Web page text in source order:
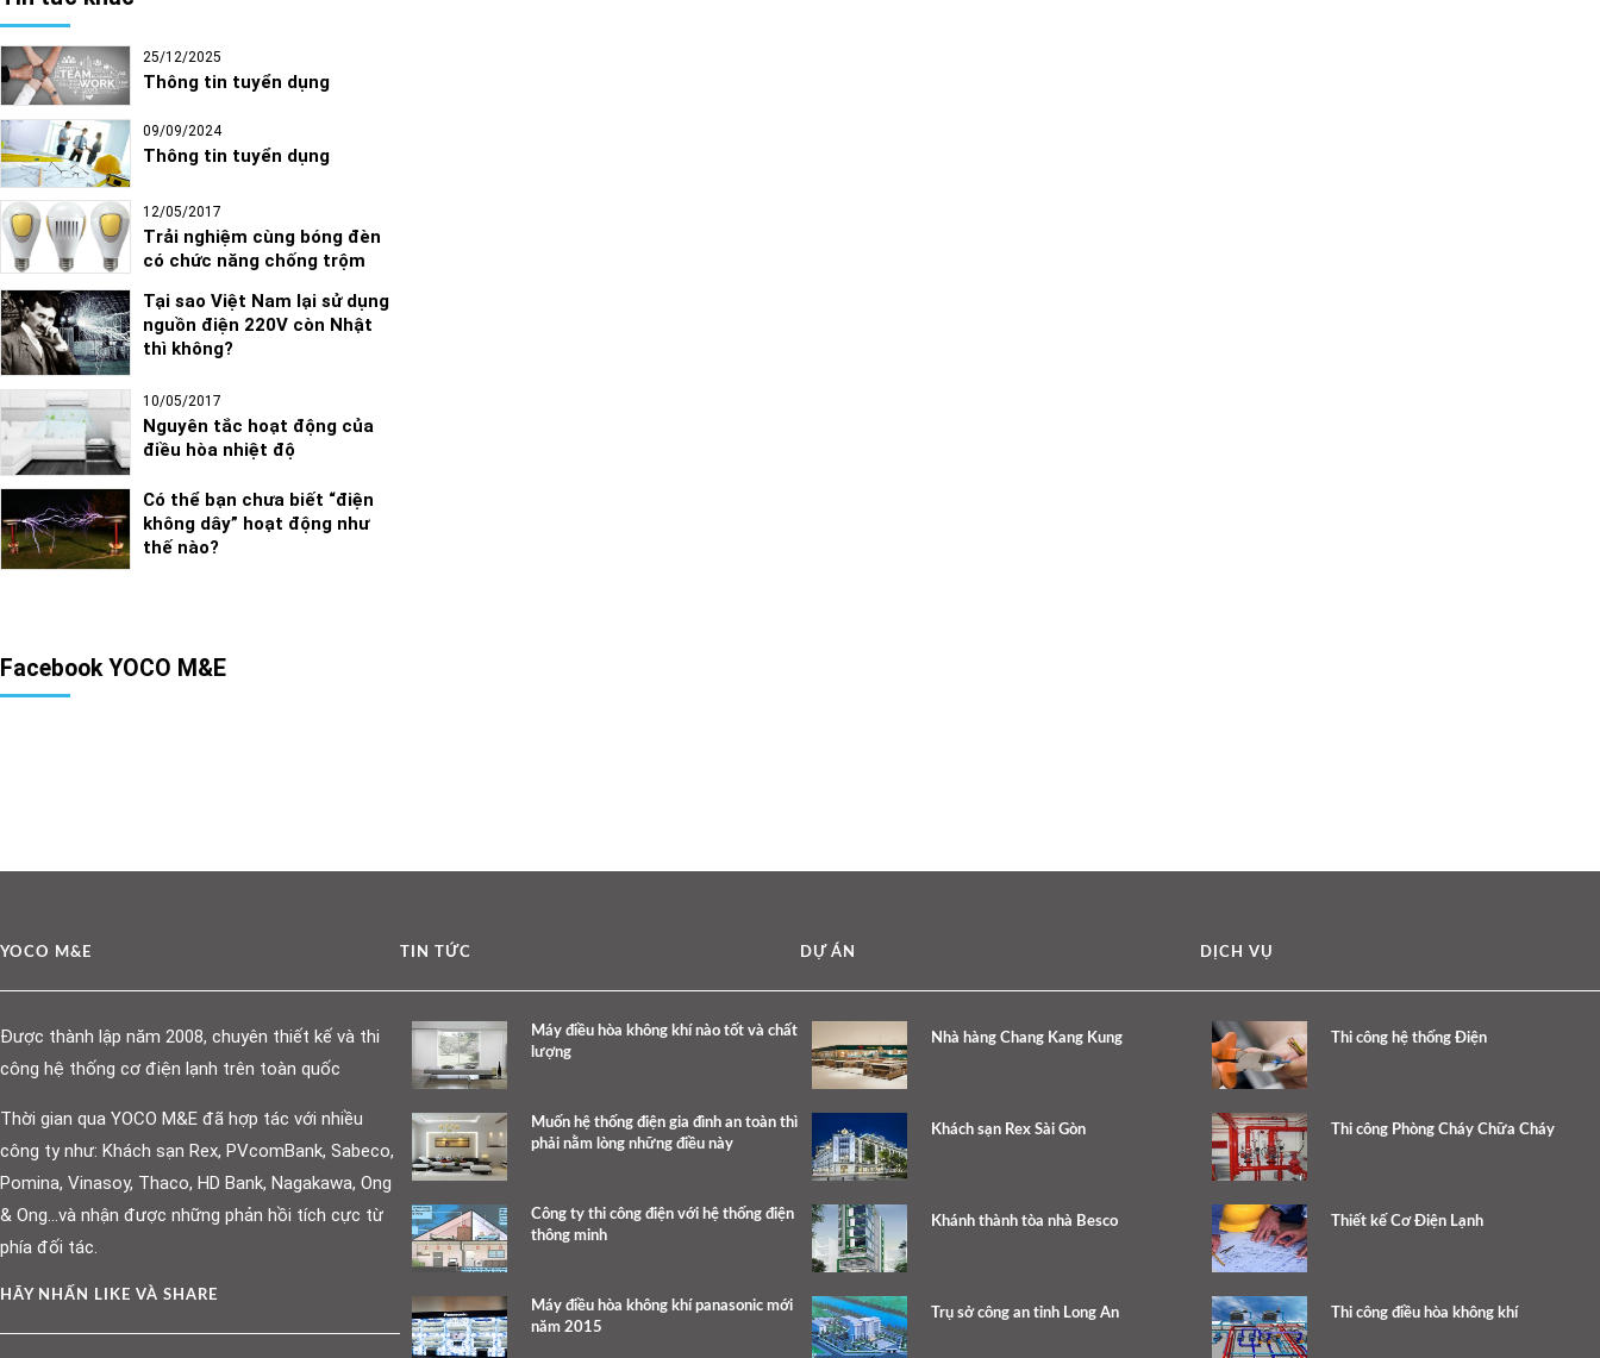
25/12/2025
Thông tin tuyển dụng
09/09/2024
Thông tin tuyển dụng
12/05/2017
Trải nghiệm cùng bóng đèn
có chức năng chống trộm
Tại sao Việt Nam lại sử dụng
nguồn điện 220V còn Nhật
thì không?
10/05/2017
Nguyên tắc hoạt động của
điều hòa nhiệt độ
Có thể bạn chưa biết “điện
không dây” hoạt động như
thế nào?
Facebook YOCO M&E
YOCO M&E
Được thành lập năm 2008, chuyên thiết kế và thi
công hệ thống cơ điện lạnh trên toàn quốc
Thời gian qua YOCO M&E đã hợp tác với nhiều
công ty như: Khách sạn Rex, PVcomBank, Sabeco,
Pomina, Vinasoy, Thaco, HD Bank, Nagakawa, Ong
& Ong…và nhận được những phản hồi tích cực từ
phía đối tác.
HÃY NHẤN LIKE VÀ SHARE
TIN TỨC
Máy điều hòa không khí nào tốt và chất
lượng
Muốn hệ thống điện gia đình an toàn thì
phải nằm lòng những điều này
Công ty thi công điện với hệ thống điện
thông minh
Máy điều hòa không khí panasonic mới
năm 2015
DỰ ÁN
Nhà hàng Chang Kang Kung
Khách sạn Rex Sài Gòn
Khánh thành tòa nhà Besco
Trụ sở công an tỉnh Long An
DỊCH VỤ
Thi công hệ thống Điện
Thi công Phòng Cháy Chữa Cháy
Thiết kế Cơ Điện Lạnh
Thi công điều hòa không khí